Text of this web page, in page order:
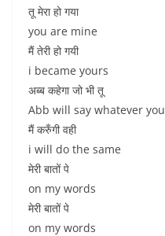
तू मेरा हो गया
you are mine
मैं तेरी हो गयी
i became yours
अब्ब कहेगा जो भी तू
Abb will say whatever you
मैं करुँगी वही
i will do the same
मेरी बातों पे
on my words
मेरी बातों पे
on my words